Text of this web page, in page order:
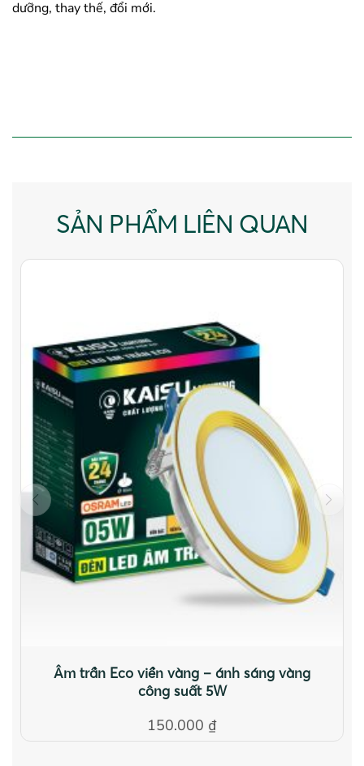
dưỡng, thay thế, đổi mới.
SẢN PHẨM LIÊN QUAN
Âm trần Eco viền vàng – ánh sáng vàng
công suất 5W
150.000 ₫